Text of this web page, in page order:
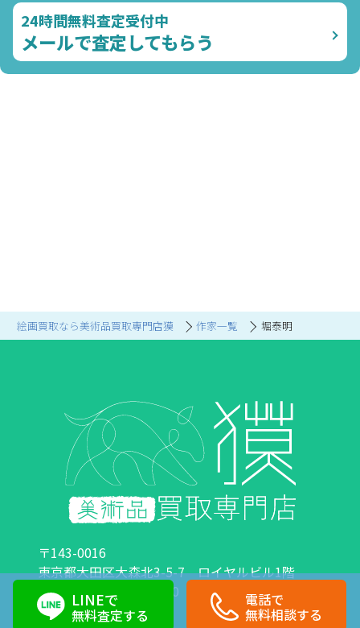
LINEで
無料査定する
電話で
無料相談する
絵画買取なら美術品買取専門店獏 作家一覧 堀泰明
24時間無料査定受付中
メールで査定してもらう
〒143-0016
東京都大田区大森北3-5-7 ロイヤルビル1階
営業時間：10:00～18:00 定休日：日曜日・祝日
0120-89-0007 03-6423-1033